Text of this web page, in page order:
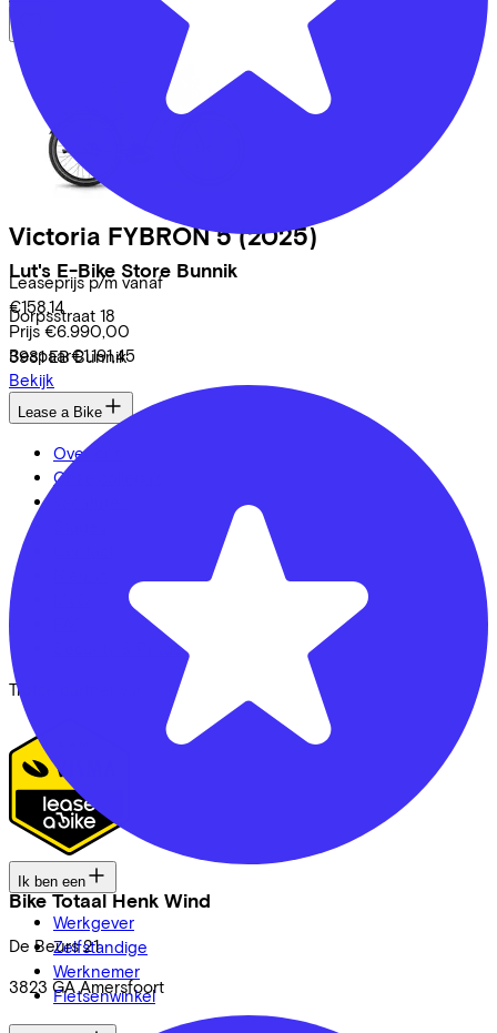
Lut's E-Bike Store Bunnik
Dorpsstraat 18
3981 EB Bunnik
Bike Totaal Henk Wind
De Beurs 21
3823 GA Amersfoort
Victoria FYBRON 5 (2025)
Leaseprijs p/m vanaf
€158,14
Prijs €6.990,00
Bespaar€1.191,45
Bekijk
Lease a Bike
Over ons
Onze collega's
Security & Privacy
Trotse partner van
Ik ben een
Werkgever
Zelfstandige
Werknemer
Fietsenwinkel